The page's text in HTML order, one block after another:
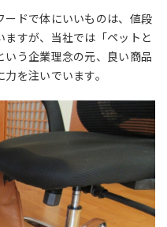
ードで体にいいものは、値段
すが、当社では「ペットと
いう企業理念の元、良い商品
を注いでいます。